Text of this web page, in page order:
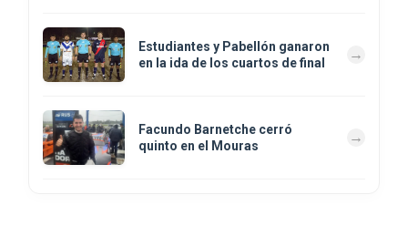
Estudiantes y Pabellón ganaron
en la ida de los cuartos de final
Facundo Barnetche cerró
quinto en el Mouras